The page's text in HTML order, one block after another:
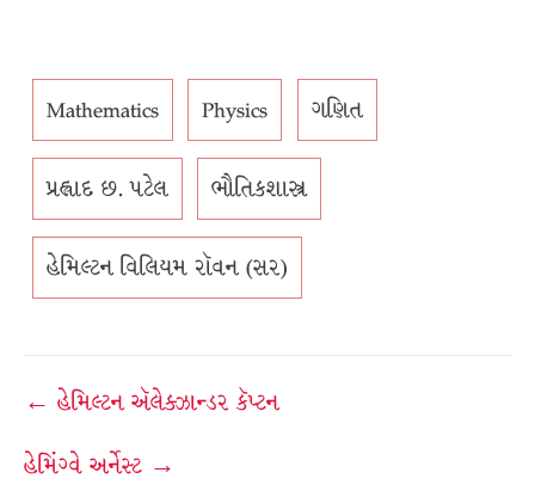
Mathematics Physics ગણિત
પ્રહ્લાદ છ. પટેલ ભૌતિકશાસ્ત્ર
હેમિલ્ટન વિલિયમ રૉવન (સર)
Post
navigation
← હેમિલ્ટન ઍલેક્ઝાન્ડર કૅપ્ટન
હેમિંગ્વે અર્નેસ્ટ →